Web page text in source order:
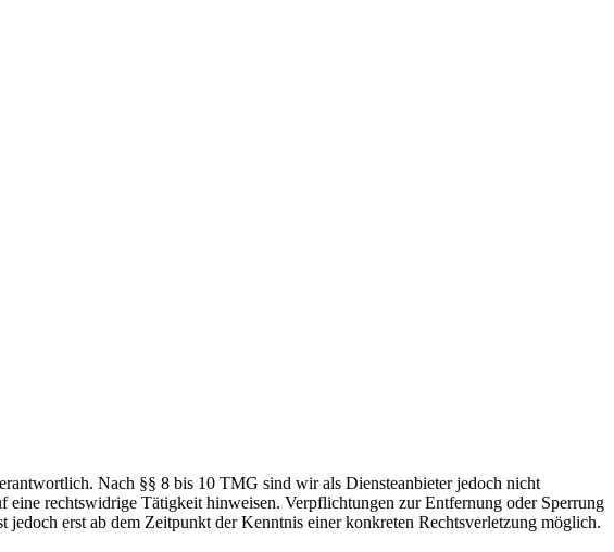
Nach §§ 8 bis 10 TMG sind wir als Diensteanbieter jedoch nicht
rechtswidrige Tätigkeit hinweisen. Verpflichtungen zur Entfernung oder Sperrung
erst ab dem Zeitpunkt der Kenntnis einer konkreten Rechtsverletzung möglich.